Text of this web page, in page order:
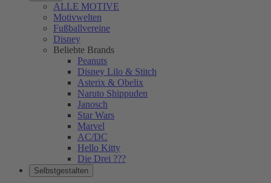
ALLE MOTIVE
Motivwelten
Fußballvereine
Disney
Beliebte Brands
Peanuts
Disney Lilo & Stitch
Asterix & Obelix
Naruto Shippuden
Janosch
Star Wars
Marvel
AC/DC
Hello Kitty
Die Drei ???
Selbstgestalten